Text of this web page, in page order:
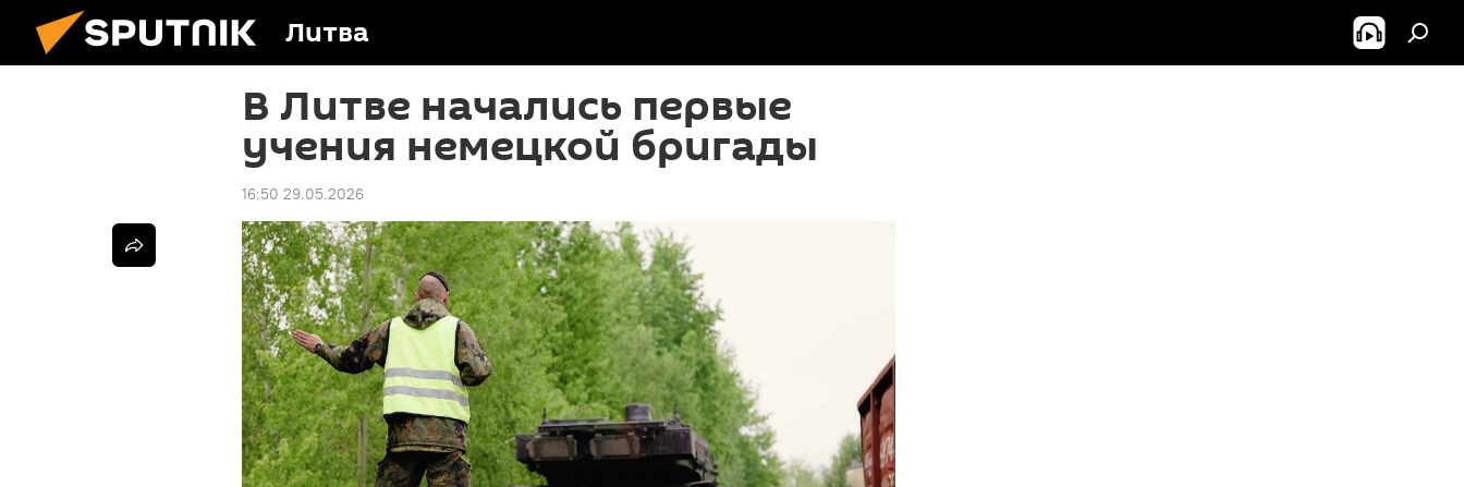
Литва
В Литве начались первые
учения немецкой бригады
16:50 29.05.2026